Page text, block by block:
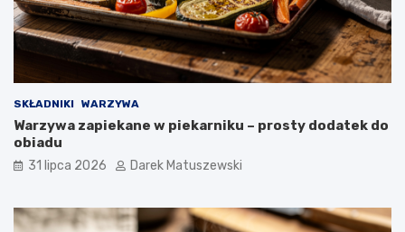
SKŁADNIKI WARZYWA
Warzywa zapiekane w piekarniku – prosty dodatek do
obiadu
31 lipca 2026 Darek Matuszewski